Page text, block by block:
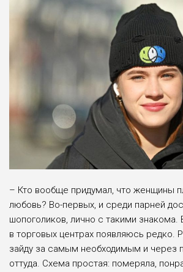
– Кто вообще придумал, что женщины
любовь? Во-первых, и среди парней
шопоголиков, лично с такими знакома.
в торговых центрах появляюсь редко.
зайду за самым необходимым и через
оттуда. Схема простая: померяла,